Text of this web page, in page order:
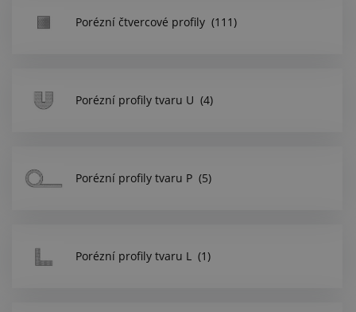
Centrum poptávek
O nás a kariéra
Porézní čtvercové profily (111)
Porézní profily tvaru U (4)
Porézní profily tvaru P (5)
Porézní profily tvaru L (1)